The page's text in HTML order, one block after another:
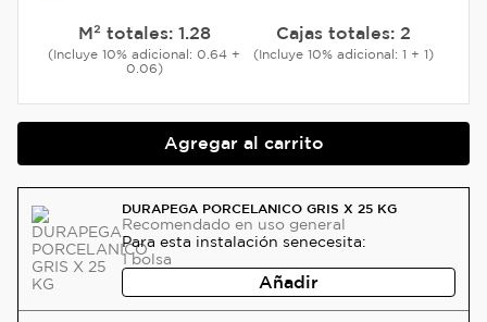
M² totales: 1.28
(Incluye 10% adicional: 0.64 +
0.06)
Cajas totales: 2
(Incluye 10% adicional: 1 + 1)
Agregar al carrito
DURAPEGA PORCELANICO GRIS X 25 KG
Recomendado en uso general
Para esta instalación senecesita:
1 bolsa
Añadir